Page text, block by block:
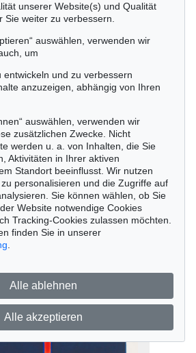
Sale
Karl Pfahler
1967
unserer Website(s) und Qualität
Sie weiter zu verbessern.
auswählen, verwenden wir
um
entwickeln und zu verbessern
anzuzeigen, abhängig von Ihren
auswählen, verwenden wir
zusätzlichen Zwecke. Nicht
werden u. a. von Inhalten, die Sie
Aktivitäten in Ihrer aktiven
Standort beeinflusst. Wir nutzen
personalisieren und die Zugriffe auf
Sie können wählen, ob Sie
Website notwendige Cookies
Tracking-Cookies zulassen möchten.
finden Sie in unserer
Alle ablehnen
Alle akzeptieren